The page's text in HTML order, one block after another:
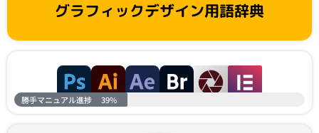
グラフィックデザイン用語辞典
勝手マニュアル進捗 39%